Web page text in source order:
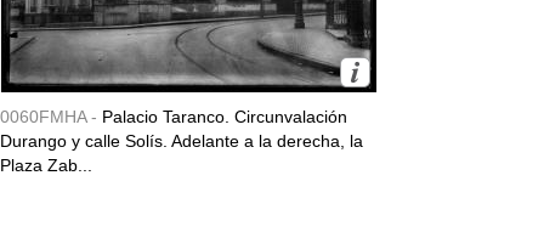
0060FMHA - Palacio Taranco. Circunvalación
Durango y calle Solís. Adelante a la derecha, la
Plaza Zab...